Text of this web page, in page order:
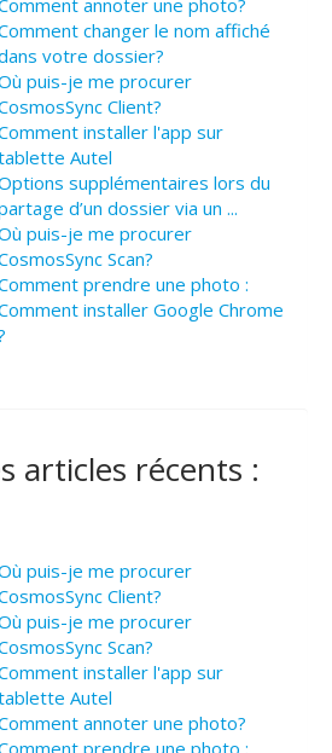
annoter une photo?
changer le nom affiché
votre dossier?
puis-je me procurer
Client?
installer l'app sur
Autel
supplémentaires lors du
d’un dossier via un ...
puis-je me procurer
Scan?
prendre une photo :
installer Google Chrome
articles récents :
puis-je me procurer
Client?
puis-je me procurer
Scan?
installer l'app sur
Autel
annoter une photo?
prendre une photo :